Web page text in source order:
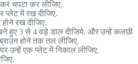
चपटा कर लीजिए.
प्लेट में रख दीजिए.
रख दीजिए.
हुए 3 से 4 वड़े डाल दीजिये. और उन्हें कलछी
होने तक तल लीजिए.
उन्हें एक प्लेट में निकाल लीजिए.